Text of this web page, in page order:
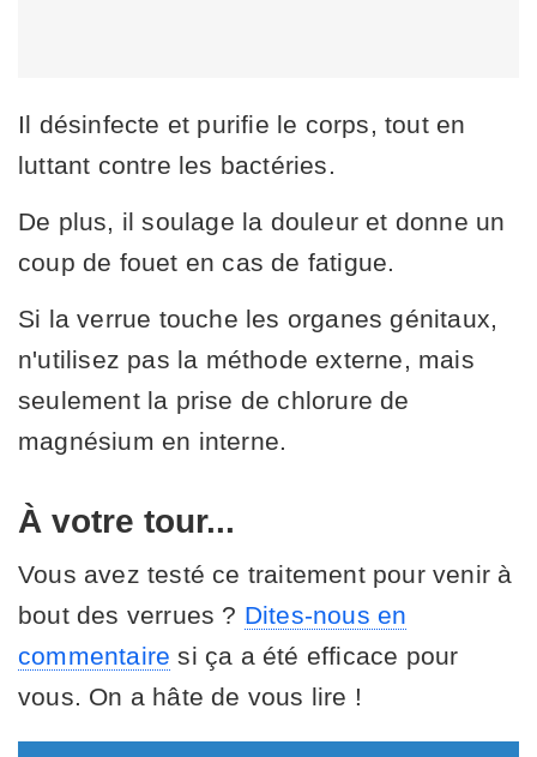
Il désinfecte et purifie le corps, tout en
luttant contre les bactéries.
De plus, il soulage la douleur et donne un
coup de fouet en cas de fatigue.
Si la verrue touche les organes génitaux,
n'utilisez pas la méthode externe, mais
seulement la prise de chlorure de
magnésium en interne.
À votre tour...
Vous avez testé ce traitement pour venir à
bout des verrues ? Dites-nous en
commentaire si ça a été efficace pour
vous. On a hâte de vous lire !